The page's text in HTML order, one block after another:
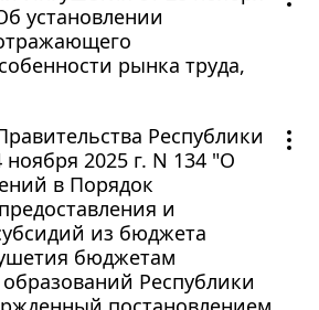
установлении
рынка труда,
Республики
2025 г. N 134 "О
в Порядок
и
из бюджета
бюджетам
Республики